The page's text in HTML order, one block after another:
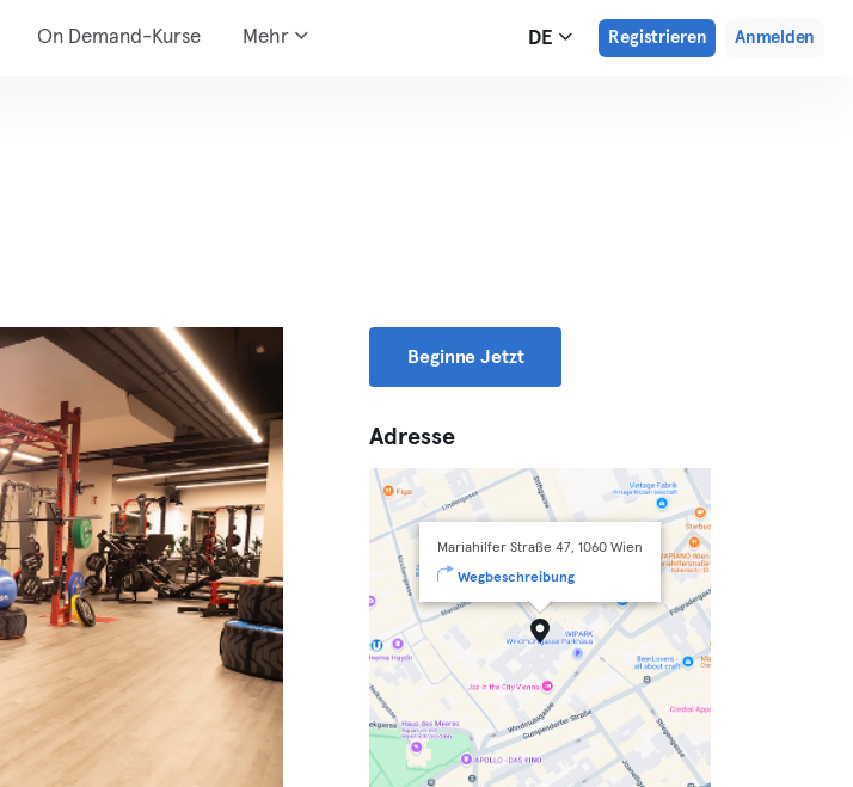
On Demand-Kurse Mehr DE Registrieren Anmelden
Beginne Jetzt
Adresse
Mariahilfer Straße 47, 1060 Wien
Wegbeschreibung